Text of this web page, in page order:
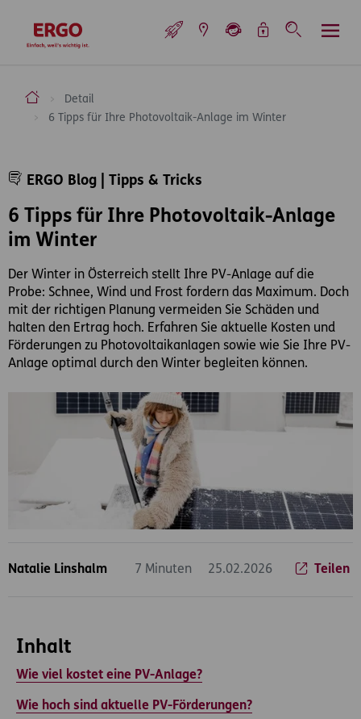
zur Startseite
ERGO Versicherung Aktiengesellschaft
Detail
6 Tipps für Ihre Photovoltaik-Anlage im Winter
6 Tipps für Ihre Photovoltaik-Anlage
im Winter
ERGO Blog | Tipps & Tricks
Der Winter in Österreich stellt Ihre PV-Anlage auf die
Probe: Schnee, Wind und Frost fordern das Maximum. Doch
mit der richtigen Planung vermeiden Sie Schäden und
halten den Ertrag hoch. Erfahren Sie aktuelle Kosten und
Förderungen zu Photovoltaikanlagen sowie wie Sie Ihre PV-
Anlage optimal durch den Winter begleiten können.
Natalie Linshalm 7 Minuten 25.02.2026 Teilen
Inhalt
Wie viel kostet eine PV-Anlage?
Wie hoch sind aktuelle PV-Förderungen?